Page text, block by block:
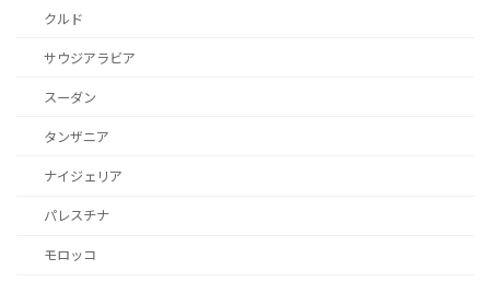
クルド
サウジアラビア
スーダン
タンザニア
ナイジェリア
パレスチナ
モロッコ